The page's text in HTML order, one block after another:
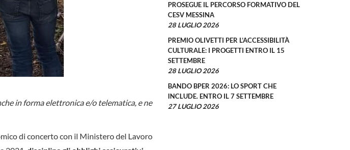
in forma elettronica e/o telematica, e ne
di concerto con il Ministero del Lavoro
PROSEGUE IL PERCORSO FORMATIVO DEL
CESV MESSINA
28 LUGLIO 2026
PREMIO OLIVETTI PER L’ACCESSIBILITÀ
CULTURALE: I PROGETTI ENTRO IL 15
SETTEMBRE
28 LUGLIO 2026
BANDO BPER 2026: LO SPORT CHE
INCLUDE. ENTRO IL 7 SETTEMBRE
27 LUGLIO 2026